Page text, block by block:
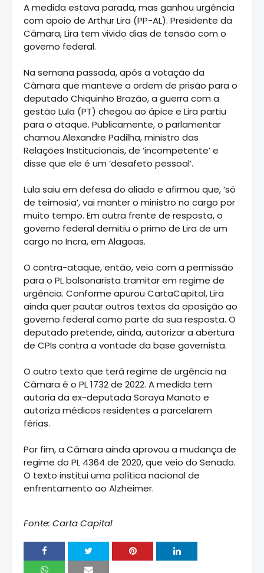
A medida estava parada, mas ganhou urgência
com apoio de Arthur Lira (PP-AL). Presidente da
Câmara, Lira tem vivido dias de tensão com o
governo federal.
Na semana passada, após a votação da
Câmara que manteve a ordem de prisão para o
deputado Chiquinho Brazão, a guerra com a
gestão Lula (PT) chegou ao ápice e Lira partiu
para o ataque. Publicamente, o parlamentar
chamou Alexandre Padilha, ministro das
Relações Institucionais, de ‘incompetente’ e
disse que ele é um ‘desafeto pessoal’.
Lula saiu em defesa do aliado e afirmou que, ‘só
de teimosia’, vai manter o ministro no cargo por
muito tempo. Em outra frente de resposta, o
governo federal demitiu o primo de Lira de um
cargo no Incra, em Alagoas.
O contra-ataque, então, veio com a permissão
para o PL bolsonarista tramitar em regime de
urgência. Conforme apurou CartaCapital, Lira
ainda quer pautar outros textos da oposição ao
governo federal como parte da sua resposta. O
deputado pretende, ainda, autorizar a abertura
de CPIs contra a vontade da base governista.
O outro texto que terá regime de urgência na
Câmara é o PL 1732 de 2022. A medida tem
autoria da ex-deputada Soraya Manato e
autoriza médicos residentes a parcelarem
férias.
Por fim, a Câmara ainda aprovou a mudança de
regime do PL 4364 de 2020, que veio do Senado.
O texto institui uma política nacional de
enfrentamento ao Alzheimer.
Fonte: Carta Capital